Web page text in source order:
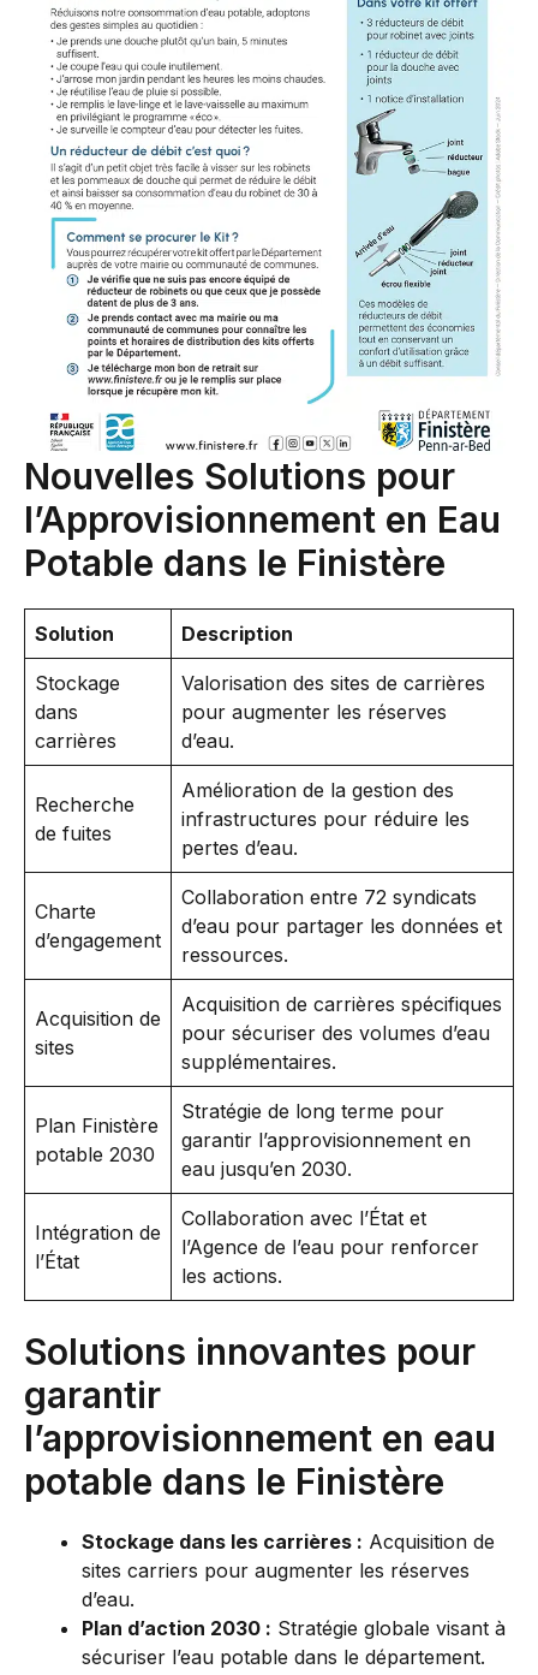
Nouvelles Solutions pour
l’Approvisionnement en Eau
Potable dans le Finistère
Solution Description
Stockage
dans
carrières
Valorisation des sites de carrières
pour augmenter les réserves
d’eau.
Recherche
de fuites
Amélioration de la gestion des
infrastructures pour réduire les
pertes d’eau.
Charte
d’engagement
Collaboration entre 72 syndicats
d’eau pour partager les données et
ressources.
Acquisition de
sites
Acquisition de carrières spécifiques
pour sécuriser des volumes d’eau
supplémentaires.
Plan Finistère
potable 2030
Stratégie de long terme pour
garantir l’approvisionnement en
eau jusqu’en 2030.
Intégration de
l’État
Collaboration avec l’État et
l’Agence de l’eau pour renforcer
les actions.
Solutions innovantes pour
garantir
l’approvisionnement en eau
potable dans le Finistère
Stockage dans les carrières : Acquisition de
sites carriers pour augmenter les réserves
d’eau.
Plan d’action 2030 : Stratégie globale visant à
sécuriser l’eau potable dans le département.